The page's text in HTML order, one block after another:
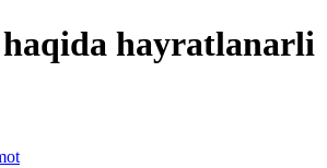
hayratlanarli